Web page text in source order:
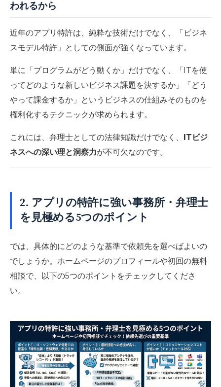
われるから
近年のアプリ特許は、純粋な技術だけでなく、
「ビジネ
スモデル特許」としての側面が強くなっています。
単に「プログラムがどう動くか」だけでなく、「ITを使
ってどのような新しいビジネス課題を決するか」「どう
やって課金するか」 というビジネスの仕組みそのものを
権利化するテクニックが求められます。
これには、弁理士としての法律知識だけでなく、
ITビジ
ネスへの深い理と洞察力が不可欠なのです。
2. アプリの特許に強い事務所・弁理士
を見極める5つのポイント
では、具体的にどのような基準で依頼先を選べばよいの
でしょうか。ホームページのプロフィールや初回の無料
相談で、以下の5つのポイントをチェックしてくださ
い。